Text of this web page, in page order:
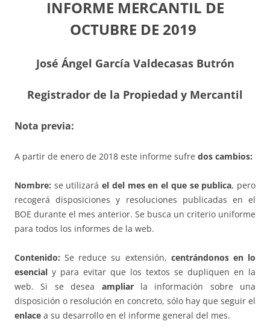
INFORME MERCANTIL DE
OCTUBRE DE 2019
José Ángel García Valdecasas Butrón
Registrador de la Propiedad y Mercantil
Nota previa:
A partir de enero de 2018 este informe sufre dos cambios:
Nombre: se utilizaráel del mes en el que se publica, pero
recogerá disposiciones y resoluciones publicadas en el
BOE durante el mes anterior. Se busca un criterio uniforme
para todos los informes de la web.
Contenido: Se reduce su extensión, centrándonos en lo
esencial y para evitar que los textos se dupliquen en la
web. Si se desea ampliarla información sobre una
disposición o resolución en concreto, sólo hay que seguir el
enlace a su desarrollo en el informe general del mes.